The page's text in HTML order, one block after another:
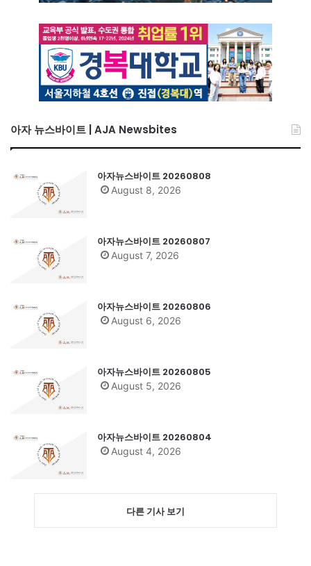
아자 뉴스바이트 | AJA Newsbites
아자뉴스바이트 20260808
August 8, 2026
아자뉴스바이트 20260807
August 7, 2026
아자뉴스바이트 20260806
August 6, 2026
아자뉴스바이트 20260805
August 5, 2026
아자뉴스바이트 20260804
August 4, 2026
다른 기사 보기